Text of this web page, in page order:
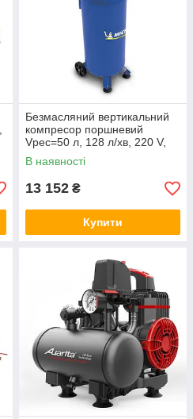
Безмасляний вертикальний
компресор поршневий
Vрес=50 л, 128 л/хв, 220 V,
0,7 кВт FIAC
В наявності
13 152 ₴
Купити